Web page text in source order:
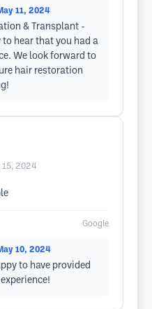
11, 2024
& Transplant -
hear that you had a
We look forward to
hair restoration
15, 2024
Google
10, 2024
to have provided